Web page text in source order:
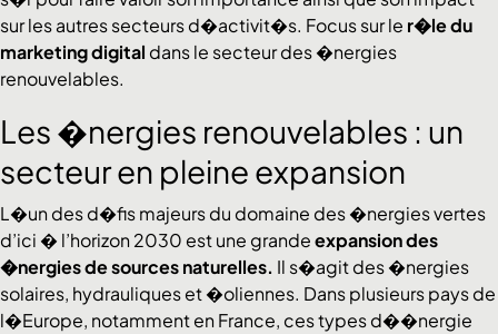
sur les autres secteurs d�activit�s. Focus sur le r�le du
marketing digital dans le secteur des �nergies
renouvelables.
Les �nergies renouvelables : un
secteur en pleine expansion
L�un des d�fis majeurs du domaine des �nergies vertes
d’ici � l’horizon 2030 est une grandeexpansion des
�nergies de sources naturelles. Il s�agit des �nergies
solaires, hydrauliques et �oliennes. Dans plusieurs pays de
l�Europe, notamment en France, ces types d��nergie